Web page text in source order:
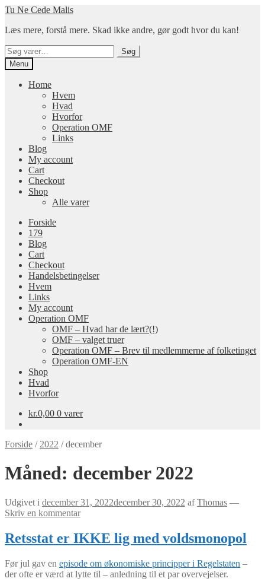
Spring
navigation
Spring
indhold
Tu Ne Cede Malis
Læs mere, forstå mere. Skad ikke andre, gør godt hvor du kan!
Søg
efter:
Søg
Menu
Home
Hvem
Hvad
Hvorfor
Operation OMF
Links
Blog
My account
Cart
Checkout
Shop
Alle varer
Forside
179
Blog
Cart
Checkout
Handelsbetingelser
Hvem
Links
My account
Operation OMF
OMF – Hvad har de lært?(!)
OMF – valget truer
Operation OMF – Brev til medlemmerne af folketinget
Operation OMF-EN
Shop
Hvad
Hvorfor
kr.0,00 0 varer
Forside / 2022 /december
Måned: december 2022
Udgivet i december 31, 2022december 30, 2022 afThomas —
Skriv en kommentar
Retsstat er IKKE lig med voldsmonopol
Før jul gav en episode om økonomiske principper i Regelstaten –
der ofte er værd at lytte til – anledning til et par overvejelser.